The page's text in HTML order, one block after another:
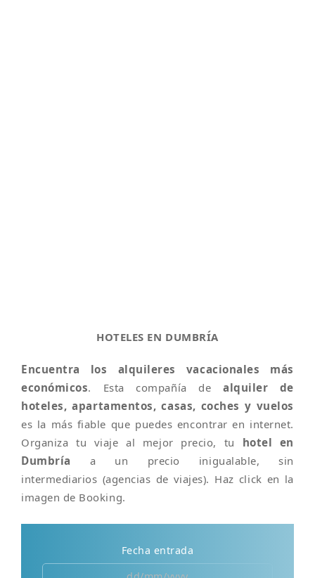
HOTELES EN DUMBRÍA
Encuentra los alquileres vacacionales más
económicos. Esta compañía de alquiler de
hoteles, apartamentos, casas, coches y vuelos
es la más fiable que puedes encontrar en internet.
Organiza tu viaje al mejor precio, tu hotel en
Dumbría a un precio inigualable, sin
intermediarios (agencias de viajes). Haz click en la
imagen de Booking.
Fecha entrada